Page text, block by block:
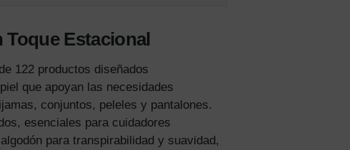
Estacional
122 productos diseñados
que apoyan las necesidades
conjuntos, peleles y pantalones.
esenciales para cuidadores
para transpirabilidad y suavidad,